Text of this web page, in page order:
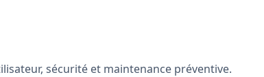
sécurité et maintenance préventive.